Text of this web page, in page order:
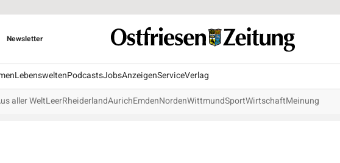
Newsletter
LebensweltenPodcastsJobsAnzeigenServiceVerlag
aller WeltLeerRheiderlandAurichEmdenNordenWittmundSportWirtschaftMeinung